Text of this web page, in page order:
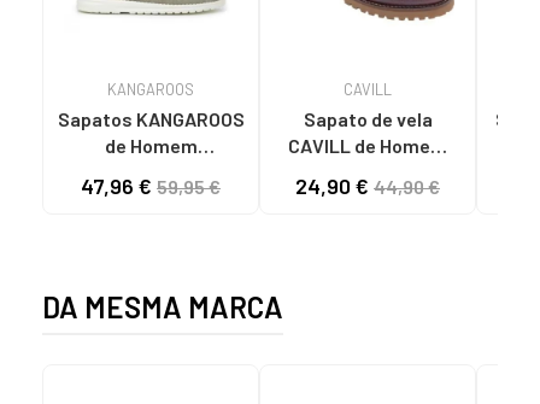
KANGAROOS
Sapatos KANGAROOS
de Homem
HOMBRE K130-7 LAV
47,96 € 59,95 €
CAVILL
Sapato de vela
CAVILL de Homem
GLOBEK DA MARRON
24,90 € 44,90 €
DA MESMA MARCA